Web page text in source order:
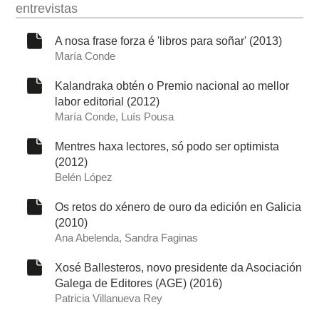
entrevistas
A nosa frase forza é 'libros para soñar' (2013)
María Conde
Kalandraka obtén o Premio nacional ao mellor
labor editorial (2012)
María Conde, Luís Pousa
Mentres haxa lectores, só podo ser optimista
(2012)
Belén López
Os retos do xénero de ouro da edición en Galicia
(2010)
Ana Abelenda, Sandra Faginas
Xosé Ballesteros, novo presidente da Asociación
Galega de Editores (AGE) (2016)
Patricia Villanueva Rey